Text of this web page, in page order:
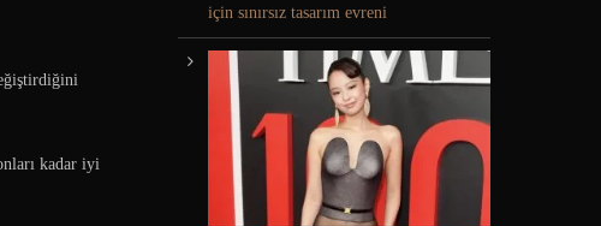
kadar iyi
için sınırsız tasarım evreni